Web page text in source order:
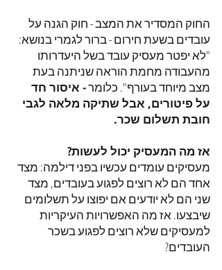
החוק המסדיר את המצב - חוק הגנה על
עובדים בשעת חירום - ברור לגמרי בנושא:
"לא יפטר מעסיק עובד בשל היעדרותו
מהעבודה מחמת הוראה שניתנה בעת
מצב מיוחד בעורף". כלומר- איסור חד
על פיטורים, אבל שתיקה מלאה לגבי
חובת תשלום שכר.
אז מה המעסיק יכול לעשות?
מעסיקים עומדים עכשיו בפני דילמה: מצד
אחד הם לא רוצים לפגוע בעובדים, מצד
שני הם לא יודעים אם יפוצו על תשלומים
שיבצעו. אז מה האפשרויות העיקריות
למעסיקים שלא רוצים לפגוע בשכר
העובדים?